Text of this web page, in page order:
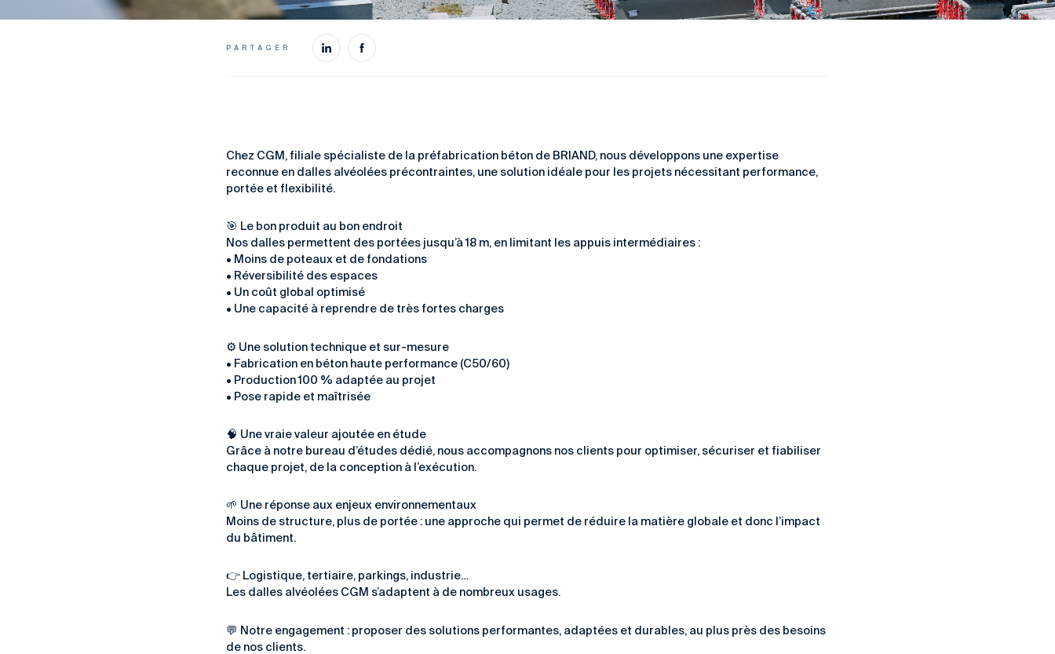
PARTAGER
Chez CGM , filiale spécialiste de la préfabrication béton de BRIAND, nous développons une expertise
reconnue en dalles alvéolées précontraintes, une solution idéale pour les projets nécessitant performance,
portée et flexibilité.
🎯 Le bon produit au bon endroit
Nos dalles permettent des portées jusqu’à 18 m, en limitant les appuis intermédiaires :
• Moins de poteaux et de fondations
• Réversibilité des espaces
• Un coût global optimisé
• Une capacité à reprendre de très fortes charges
⚙️ Une solution technique et sur-mesure
• Fabrication en béton haute performance (C50/60)
• Production 100 % adaptée au projet
• Pose rapide et maîtrisée
🧠 Une vraie valeur ajoutée en étude
Grâce à notre bureau d’études dédié, nous accompagnons nos clients pour optimiser, sécuriser et fiabiliser
chaque projet, de la conception à l’exécution.
🌱 Une réponse aux enjeux environnementaux
Moins de structure, plus de portée : une approche qui permet de réduire la matière globale et donc l’impact
du bâtiment.
👉 Logistique, tertiaire, parkings, industrie…
Les dalles alvéolées CGM s’adaptent à de nombreux usages.
💬 Notre engagement : proposer des solutions performantes, adaptées et durables, au plus près des besoins
de nos clients.